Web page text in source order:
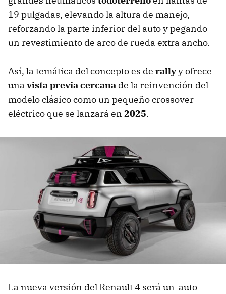
19 pulgadas, elevando la altura de manejo,
reforzando la parte inferior del auto y pegando
un revestimiento de arco de rueda extra ancho.
Así, la temática del concepto es de rallyy ofrece
una vista previa cercana de la reinvención del
modelo clásico como un pequeño crossover
eléctrico que se lanzará en 2025.
La nueva versión del Renault 4 será un auto